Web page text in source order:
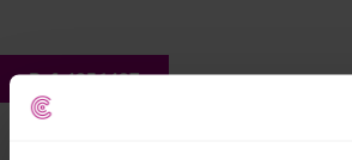
Ref:4256487